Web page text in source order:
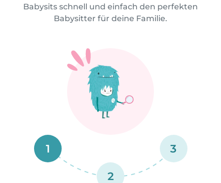
Babysits schnell und einfach den perfekten
Babysitter für deine Familie.
1
2
3